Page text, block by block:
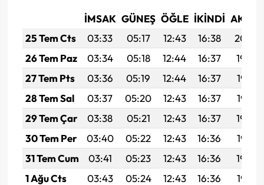
İMSAK GÜNEŞ ÖĞLE İKINDI
25 Tem Cts
03:33 05:17 12:43 16:38
20:00
26 Tem Paz
03:34 05:18 12:44 16:37
19:59
27 Tem Pts
03:36 05:19 12:44 16:37
19:58
28 Tem Sal
03:37 05:20 12:43 16:37
19:57
29 Tem Çar
03:38 05:21 12:43 16:37
19:56
30 Tem Per
03:40 05:22 12:43 16:36
19:55
31 Tem Cum
03:41 05:23 12:43 16:36
19:54
1 Ağu Cts
03:43 05:24 12:43 16:36
19:53